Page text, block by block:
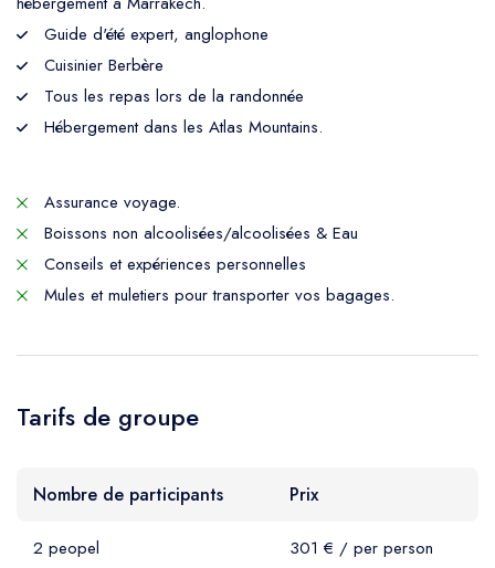
Guide d'été expert, anglophone
Cuisinier Berbère
Tous les repas lors de la randonnée
Hébergement dans les Atlas Mountains.
Assurance voyage.
Boissons non alcoolisées/alcoolisées & Eau
Conseils et expériences personnelles
Mules et muletiers pour transporter vos bagages.
Tarifs de groupe
Nombre de participants Prix
2 peopel 301 € / per person